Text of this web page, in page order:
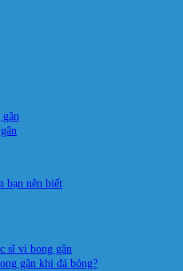
bạn nên biết
sĩ vì bong gân
gân khi đá bóng?